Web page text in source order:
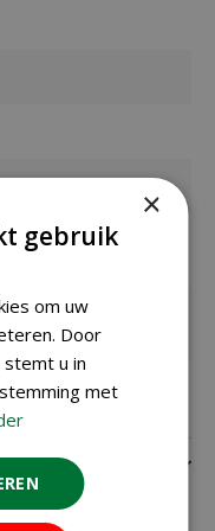
oktober
×
gebruik
om uw
Door
u in
met